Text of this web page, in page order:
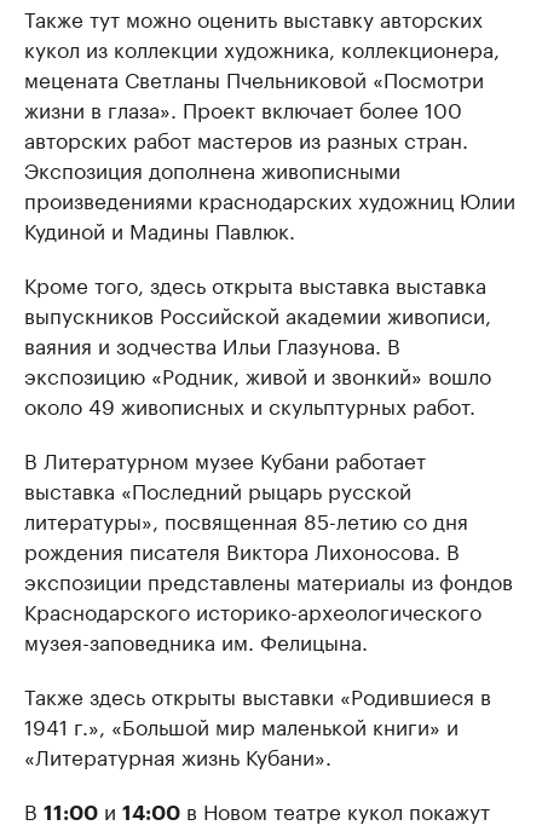
Также тут можно оценить выставку авторских
кукол из коллекции художника, коллекционера,
мецената Светланы Пчельниковой «Посмотри
жизни в глаза». Проект включает более 100
авторских работ мастеров из разных стран.
Экспозиция дополнена живописными
произведениями краснодарских художниц Юлии
Кудиной и Мадины Павлюк.
Кроме того, здесь открыта выставка выставка
выпускников Российской академии живописи,
ваяния и зодчества Ильи Глазунова. В
экспозицию «Родник, живой и звонкий» вошло
около 49 живописных и скульптурных работ.
В Литературном музее Кубани работает
выставка «Последний рыцарь русской
литературы», посвященная 85-летию со дня
рождения писателя Виктора Лихоносова. В
экспозиции представлены материалы из фондов
Краснодарского историко-археологического
музея-заповедника им. Фелицына.
Также здесь открыты выставки «Родившиеся в
1941 г.», «Большой мир маленькой книги» и
«Литературная жизнь Кубани».
В 11:00 и 14:00 в Новом театре кукол покажут